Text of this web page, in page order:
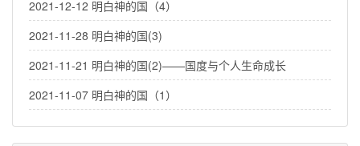
2021-12-12 明白神的国（4）
2021-11-28 明白神的国(3)
2021-11-21 明白神的国(2)——国度与个人生命成长
2021-11-07 明白神的国（1）